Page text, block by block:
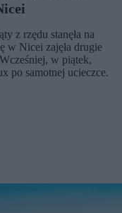
z rzędu stanęła na
w Nicei zajęła drugie
w piątek,
po samotnej ucieczce.